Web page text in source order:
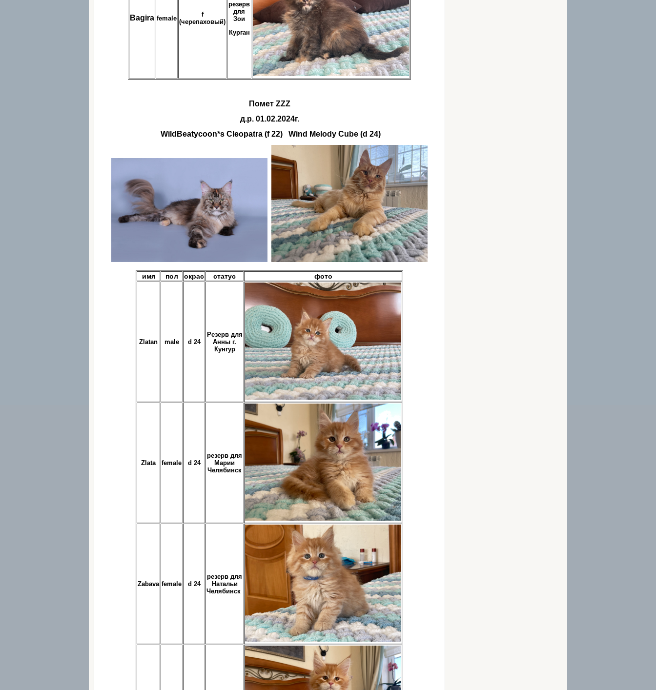
Bagira female
f
(черепаховый)
резерв
для
Зои
Курган
Помет ZZZ
д.р. 01.02.2024г.
WildBeatycoon*s Cleopatra (f 22) Wind Melody Cube (d 24)
имя пол окрас статус фото
Zlatan male d 24
Резерв для
Анны г.
Кунгур
Zlata female d 24
резерв для
Марии
Челябинск
Zabava female d 24
резерв для
Натальи
Челябинск